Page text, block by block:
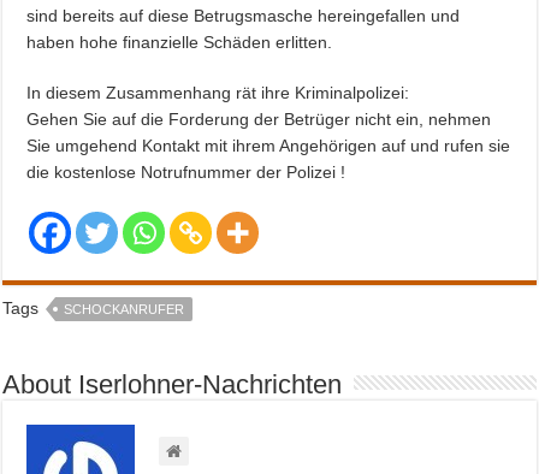
sind bereits auf diese Betrugsmasche hereingefallen und
haben hohe finanzielle Schäden erlitten.
In diesem Zusammenhang rät ihre Kriminalpolizei:
Gehen Sie auf die Forderung der Betrüger nicht ein, nehmen
Sie umgehend Kontakt mit ihrem Angehörigen auf und rufen sie
die kostenlose Notrufnummer der Polizei !
Tags SCHOCKANRUFER
About Iserlohner-Nachrichten